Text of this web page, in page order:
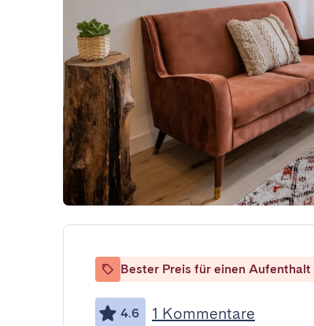
Bester Preis für einen
4.6 1 Kommentare